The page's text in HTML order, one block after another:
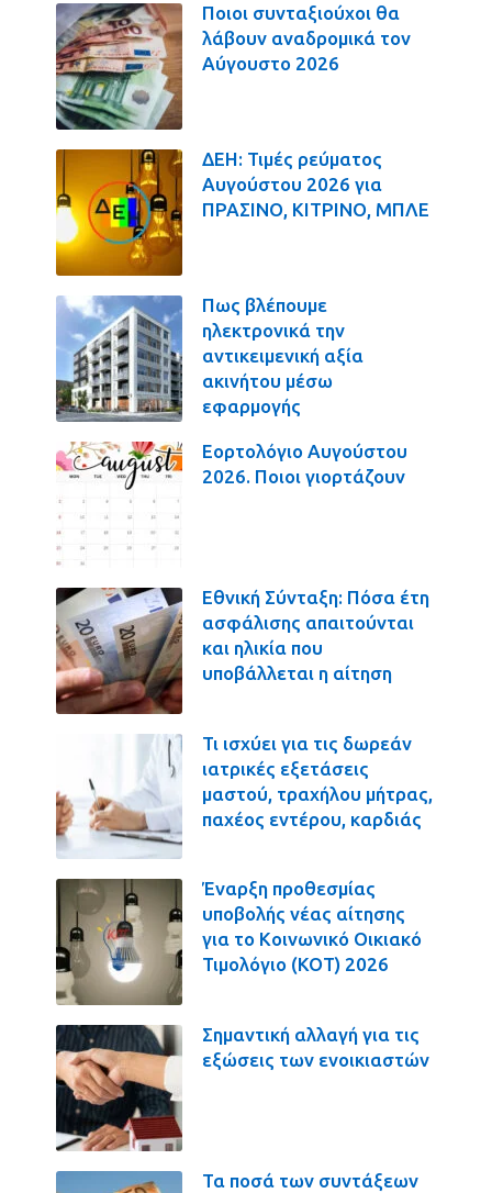
Ποιοι συνταξιούχοι θα
λάβουν αναδρομικά τον
Αύγουστο 2026
ΔΕΗ: Τιμές ρεύματος
Αυγούστου 2026 για
ΠΡΑΣΙΝΟ, ΚΙΤΡΙΝΟ, ΜΠΛΕ
Πως βλέπουμε
ηλεκτρονικά την
αντικειμενική αξία
ακινήτου μέσω
εφαρμογής
Εορτολόγιο Αυγούστου
2026. Ποιοι γιορτάζουν
Εθνική Σύνταξη: Πόσα έτη
ασφάλισης απαιτούνται
και ηλικία που
υποβάλλεται η αίτηση
Τι ισχύει για τις δωρεάν
ιατρικές εξετάσεις
μαστού, τραχήλου μήτρας,
παχέος εντέρου, καρδιάς
Έναρξη προθεσμίας
υποβολής νέας αίτησης
για το Κοινωνικό Οικιακό
Τιμολόγιο (ΚΟΤ) 2026
Σημαντική αλλαγή για τις
εξώσεις των ενοικιαστών
Τα ποσά των συντάξεων